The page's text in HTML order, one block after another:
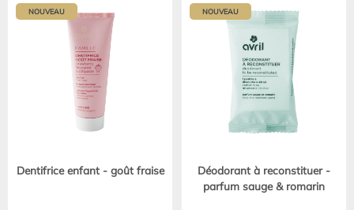
NOUVEAU
Dentifrice enfant - goût fraise
NOUVEAU
Déodorant à reconstituer -
parfum sauge & romarin